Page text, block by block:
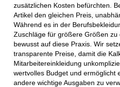
zusätzlichen Kosten befürchten.
Artikel den gleichen Preis,
Während es in der
Zuschläge für größere Größen zu
bewusst auf diese Praxis. Wir
transparente Preise, damit die
Mitarbeitereinkleidung
wertvolles Budget und ermöglicht
andere wichtige Ausgaben zu